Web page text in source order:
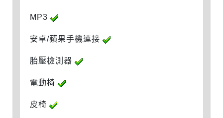
MP3
安卓/蘋果手機連接
胎壓檢測器
電動椅
皮椅